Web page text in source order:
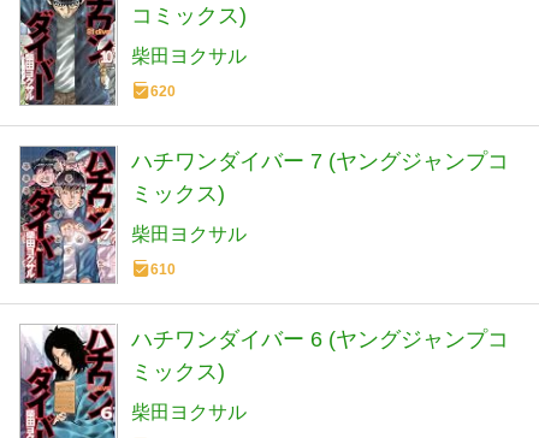
コミックス)
柴田ヨクサル
620
ハチワンダイバー 7 (ヤングジャンプコ
ミックス)
柴田ヨクサル
610
ハチワンダイバー 6 (ヤングジャンプコ
ミックス)
柴田ヨクサル